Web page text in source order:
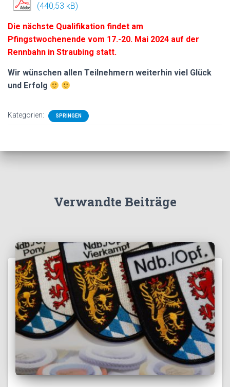
Die nächste Qualifikation findet am
Pfingstwochenende vom 17.-20. Mai 2024 auf der
Rennbahn in Straubing statt.
Wir wünschen allen Teilnehmern weiterhin viel Glück
und Erfolg
Kategorien: SPRINGEN
Verwandte Beiträge